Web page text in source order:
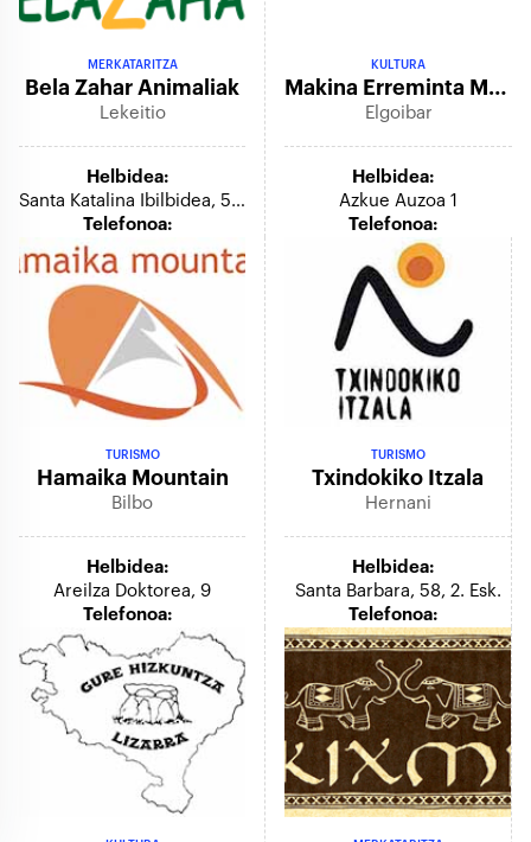
MERKATARITZA
Bela Zahar Animaliak
Lekeitio
Helbidea:
Santa Katalina Ibilbidea, 5 D
Telefonoa:
KULTURA
Makina Erreminta Museoa
Elgoibar
Helbidea:
Azkue Auzoa 1
Telefonoa:
TURISMO
Hamaika Mountain
Bilbo
Helbidea:
Areilza Doktorea, 9
Telefonoa:
TURISMO
Txindokiko Itzala
Hernani
Helbidea:
Santa Barbara, 58, 2. Esk.
Telefonoa: